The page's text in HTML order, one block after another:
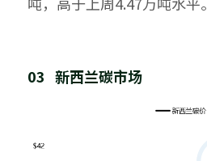
03   新西兰碳市场